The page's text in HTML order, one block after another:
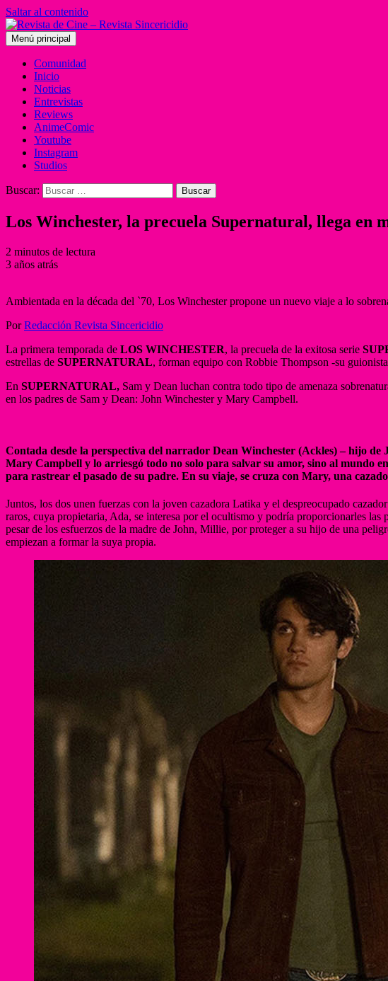
Saltar al contenido
Menú principal
Comunidad
Inicio
Noticias
Entrevistas
Reviews
AnimeComic
Youtube
Instagram
Studios
Buscar:
Los Winchester, la precuela Supernatural, llega en
2 minutos de lectura
3 años atrás
Ambientada en la década del `70, Los Winchester propone un nuevo viaje a lo
PorRedacción Revista Sincericidio
La primera temporada de LOS WINCHESTER, la precuela de la exitosa serie
estrellas de SUPERNATURAL, forman equipo con Robbie Thompson -su
En SUPERNATURAL, Sam y Dean luchan contra todo tipo de amenaza
en los padres de Sam y Dean: John Winchester y Mary Campbell.
Contada desde la perspectiva del narrador Dean Winchester (Ackles) – hijo
Mary Campbell y lo arriesgó todo no solo para salvar su amor, sino al mundo
para rastrear el pasado de su padre. En su viaje, se cruza con Mary, una
Juntos, los dos unen fuerzas con la joven cazadora Latika y el despreocupado
raros, cuya propietaria, Ada, se interesa por el ocultismo y podría proporcionarles
pesar de los esfuerzos de la madre de John, Millie, por proteger a su hijo de una
empiezan a formar la suya propia.